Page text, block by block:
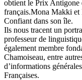
obtient le Prix Antigone
français.Mona Makki et
Confiant dans son île.
Ils nous tracent un
professeur de
également membre
Chamoiseau, entre
d’informations
Françaises.